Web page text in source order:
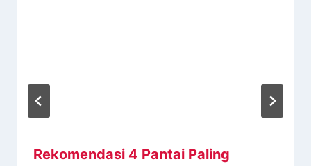
Rekomendasi 4 Pantai Paling